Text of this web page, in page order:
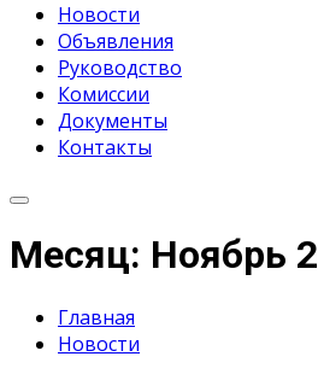
Новости
Объявления
Руководство
Комиссии
Документы
Контакты
Месяц: Ноябрь
Главная
Новости